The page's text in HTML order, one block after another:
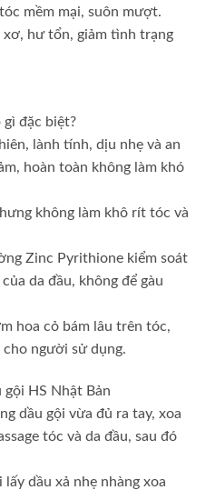
mềm mại, suôn mượt.
hư tổn, giảm tình trạng
gì đặc biệt?
lành tính, dịu nhẹ và an
hoàn toàn không làm khó
không làm khô rít tóc và
Zinc Pyrithione kiểm soát
da đầu, không để gàu
hoa cỏ bám lâu trên tóc,
người sử dụng.
HS Nhật Bản
dầu gội vừa đủ ra tay, xoa
tóc và da đầu, sau đó
dầu xả nhẹ nhàng xoa